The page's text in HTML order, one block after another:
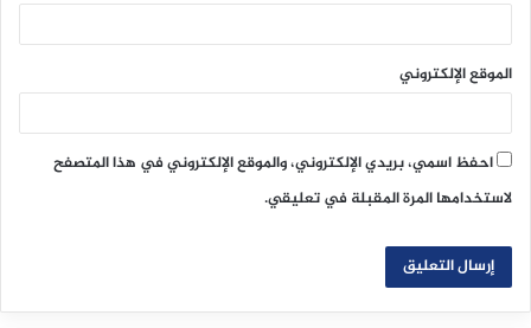
الموقع الإلكتروني
احفظ اسمي، بريدي الإلكتروني، والموقع الإلكتروني في هذا المتصفح
لاستخدامها المرة المقبلة في تعليقي.